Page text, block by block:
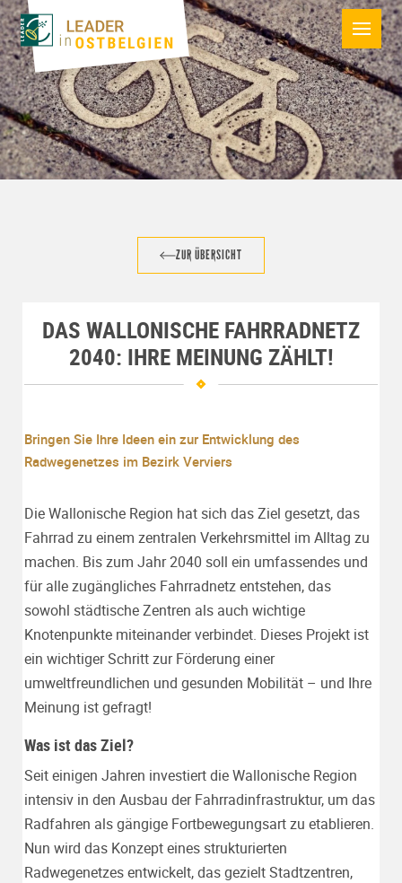
ZUR ÜBERSICHT
DAS WALLONISCHE FAHRRADNETZ
2040: IHRE MEINUNG ZÄHLT!
Bringen Sie Ihre Ideen ein zur Entwicklung des
Radwegenetzes im Bezirk Verviers
Die Wallonische Region hat sich das Ziel gesetzt, das
Fahrrad zu einem zentralen Verkehrsmittel im Alltag zu
machen. Bis zum Jahr 2040 soll ein umfassendes und
für alle zugängliches Fahrradnetz entstehen, das
sowohl städtische Zentren als auch wichtige
Knotenpunkte miteinander verbindet. Dieses Projekt ist
ein wichtiger Schritt zur Förderung einer
umweltfreundlichen und gesunden Mobilität – und Ihre
Meinung ist gefragt!
Was ist das Ziel?
Seit einigen Jahren investiert die Wallonische Region
intensiv in den Ausbau der Fahrradinfrastruktur, um das
Radfahren als gängige Fortbewegungsart zu etablieren.
Nun wird das Konzept eines strukturierten
Radwegenetzes entwickelt, das gezielt Stadtzentren,